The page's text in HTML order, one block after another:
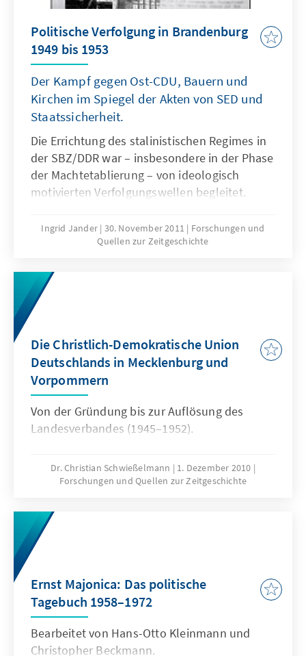
Politische Verfolgung in Brandenburg
1949 bis 1953
Der Kampf gegen Ost-CDU, Bauern und
Kirchen im Spiegel der Akten von SED und
Staatssicherheit.
Die Errichtung des stalinistischen Regimes in
der SBZ/DDR war – insbesondere in der Phase
der Machtetablierung – von ideologisch
motivierten Verfolgungswellen begleitet.
und gesellschaftlichen Gruppierungen, die der
Durchsetzung des kommunistischen
Ingrid Jander 30. November 2011
Forschungen und
Quellen zur Zeitgeschichte
Die Christlich-Demokratische Union
Deutschlands in Mecklenburg und
Vorpommern
Von der Gründung bis zur Auflösung des
Landesverbandes (1945–1952).
Dr. Christian Schwießelmann
1. Dezember 2010
Forschungen und Quellen zur Zeitgeschichte
Ernst Majonica: Das politische
Tagebuch 1958–1972
Bearbeitet von Hans-Otto Kleinmann und
Christopher Beckmann.